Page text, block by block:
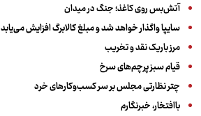
آتش‌بس روی کاغذ؛ جنگ در میدان
سایپا واگذار خواهد شد و مبلغ کالابرگ افزایش می‌یابد
مرز باریک نقد و تخریب
قیام سبز پرچم‌های سرخ
چتر نظارتی مجلس بر سر کسب‌وکارهای خرد
باافتخار، خبرنگارم